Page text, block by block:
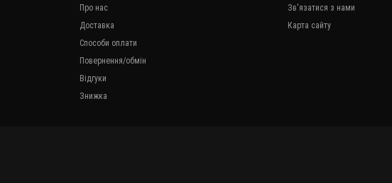
Про нас
Доставка
Способи оплати
Повернення/обмін
Відгуки
Знижка
Зв'язатися з нами
Карта сайту